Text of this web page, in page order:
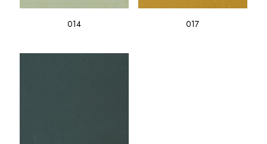
014 017